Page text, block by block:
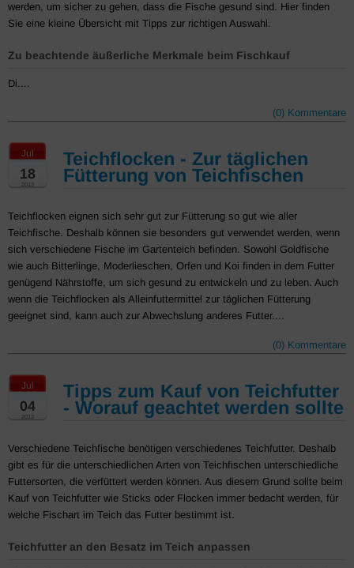
werden, um sicher zu gehen, dass die Fische gesund sind. Hier finden
Sie eine kleine Übersicht mit Tipps zur richtigen Auswahl.
Zu beachtende äußerliche Merkmale beim Fischkauf
Di....
(0) Kommentare
Jul
18
2013
Teichflocken - Zur täglichen
Fütterung von Teichfischen
Teichflocken eignen sich sehr gut zur Fütterung so gut wie aller
Teichfische. Deshalb können sie besonders gut verwendet werden, wenn
sich verschiedene Fische im Gartenteich befinden. Sowohl Goldfische
wie auch Bitterlinge, Moderlieschen, Orfen und Koi finden in dem Futter
genügend Nährstoffe, um sich gesund zu entwickeln und zu leben. Auch
wenn die Teichflocken als Alleinfuttermittel zur täglichen Fütterung
geeignet sind, kann auch zur Abwechslung anderes Futter....
(0) Kommentare
Jul
04
2013
Tipps zum Kauf von Teichfutter
- Worauf geachtet werden sollte
Verschiedene Teichfische benötigen verschiedenes Teichfutter. Deshalb
gibt es für die unterschiedlichen Arten von Teichfischen unterschiedliche
Futtersorten, die verfüttert werden können. Aus diesem Grund sollte beim
Kauf von Teichfutter wie Sticks oder Flocken immer bedacht werden, für
welche Fischart im Teich das Futter bestimmt ist.
Teichfutter an den Besatz im Teich anpassen